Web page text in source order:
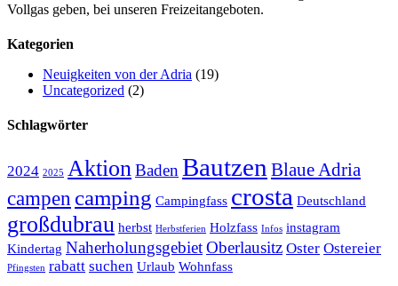
Vollgas geben, bei unseren Freizeitangeboten.
Kategorien
Neuigkeiten von der Adria (19)
Uncategorized (2)
Schlagwörter
2024 2025 Aktion Baden Bautzen Blaue Adria
campen camping Campingfass crosta Deutschland
großdubrau herbst Herbstferien Holzfass Infos instagram
Kindertag NaherholungsgebietOberlausitz Oster Ostereier
Pfingsten rabatt suchen Urlaub Wohnfass